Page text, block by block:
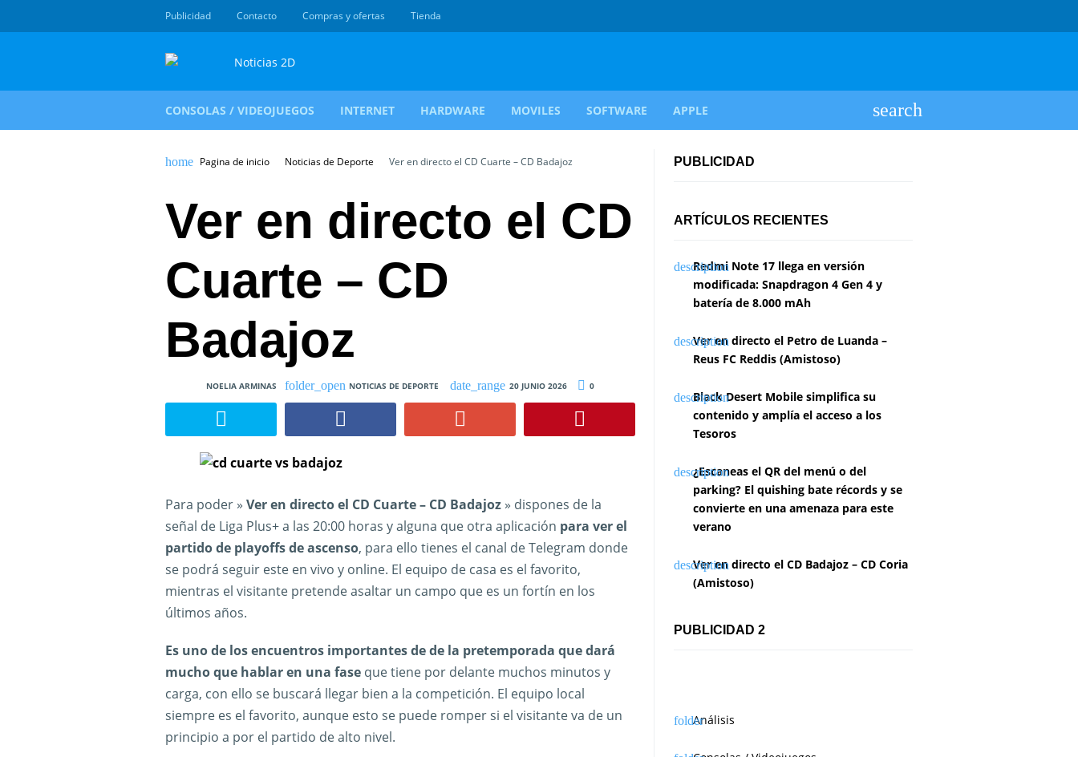
Publicidad Contacto Compras y ofertas Tienda
CONSOLAS / VIDEOJUEGOS INTERNET HARDWARE MOVILES SOFTWARE APPLE
Pagina de inicio Noticias de Deporte Ver en directo el CD Cuarte – CD Badajoz
Ver en directo el CD
Cuarte – CD
Badajoz
NOELIA ARMINAS NOTICIAS DE DEPORTE 20 JUNIO 2026 0
Para poder » Ver en directo el CD Cuarte – CD Badajoz » dispones de la
señal de Liga Plus+ a las 20:00 horas y alguna que otra aplicación para ver el
partido de playoffs de ascenso, para ello tienes el canal de Telegram donde
se podrá seguir este en vivo y online. El equipo de casa es el favorito,
mientras el visitante pretende asaltar un campo que es un fortín en los
últimos años.
Es uno de los encuentros importantes de de la pretemporada que dará
mucho que hablar en una fase que tiene por delante muchos minutos y
carga, con ello se buscará llegar bien a la competición. El equipo local
siempre es el favorito, aunque esto se puede romper si el visitante va de un
principio a por el partido de alto nivel.
PUBLICIDAD
ARTÍCULOS RECIENTES
Redmi Note 17 llega en versión
modificada: Snapdragon 4 Gen 4 y
batería de 8.000 mAh
Ver en directo el Petro de Luanda –
Reus FC Reddis (Amistoso)
Black Desert Mobile simplifica su
contenido y amplía el acceso a los
Tesoros
¿Escaneas el QR del menú o del
parking? El quishing bate récords y se
convierte en una amenaza para este
verano
Ver en directo el CD Badajoz – CD Coria
(Amistoso)
PUBLICIDAD 2
Análisis